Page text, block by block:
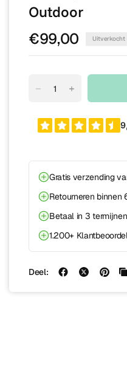
Outdoor
€99,00 Uitverkocht
Gratis verzending
Retourneren binnen
Betaal in 3
1.200+
Deel: